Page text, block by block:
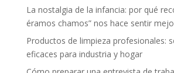
La nostalgia de la infancia: por qué
éramos chamos” nos hace sentir
Productos de limpieza profesionales:
eficaces para industria y hogar